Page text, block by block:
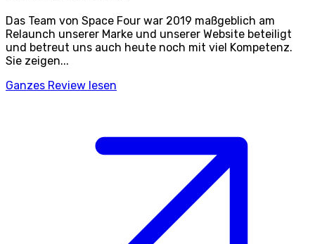
Das Team von Space Four war 2019 maßgeblich am
Relaunch unserer Marke und unserer Website beteiligt
und betreut uns auch heute noch mit viel Kompetenz.
Sie zeigen...
Ganzes Review lesen